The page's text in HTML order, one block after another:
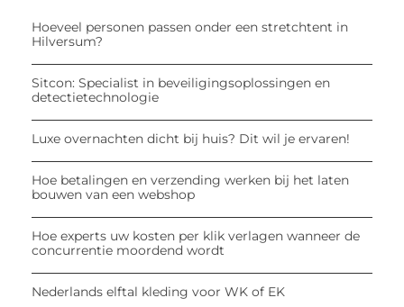
Hoeveel personen passen onder een stretchtent in
Hilversum?
Sitcon: Specialist in beveiligingsoplossingen en
detectietechnologie
Luxe overnachten dicht bij huis? Dit wil je ervaren!
Hoe betalingen en verzending werken bij het laten
bouwen van een webshop
Hoe experts uw kosten per klik verlagen wanneer de
concurrentie moordend wordt
Nederlands elftal kleding voor WK of EK